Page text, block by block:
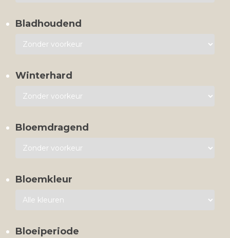
Bladhoudend
Winterhard
Bloemdragend
Bloemkleur
Bloeiperiode